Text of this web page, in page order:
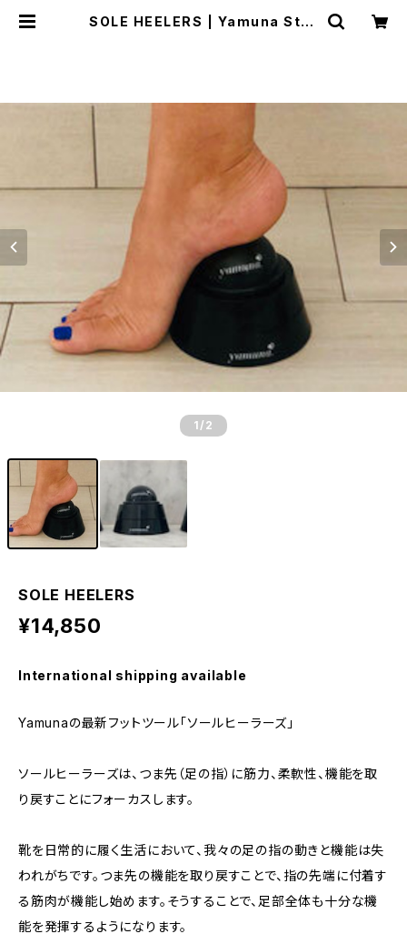
SOLE HEELERS | Yamuna Stor
1 /2
SOLE HEELERS
¥14,850
International shipping available
Yamunaの最新フットツール「ソールヒーラーズ」
ソールヒーラーズは、つま先（足の指）に筋力、柔軟性、機能を取
り戻すことにフォーカスします。
靴を日常的に履く生活において、我々の足の指の動きと機能は失
われがちです。つま先の機能を取り戻すことで、指の先端に付着す
る筋肉が機能し始めます。そうすることで、足部全体も十分な機
能を発揮するようになります。